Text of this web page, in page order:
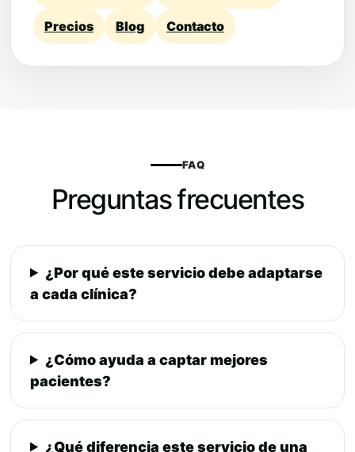
Precios Blog Contacto
FAQ
Preguntas frecuentes
¿Por qué este servicio debe adaptarse
a cada clínica?
¿Cómo ayuda a captar mejores
pacientes?
¿Qué diferencia este servicio de una